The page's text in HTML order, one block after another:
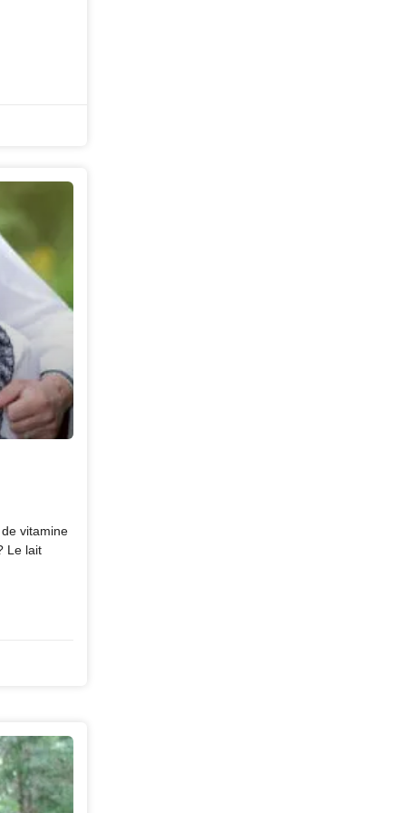
vitamine
Le lait